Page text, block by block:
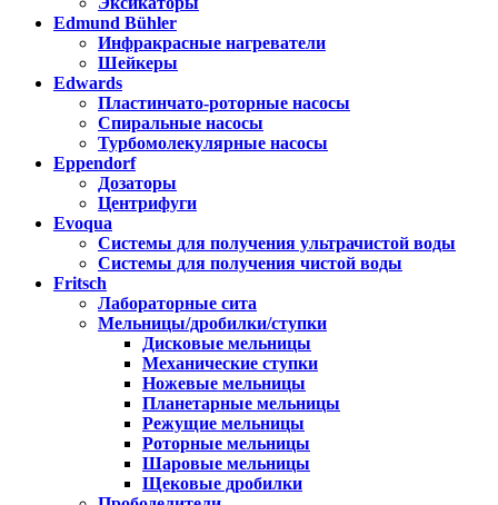
Edmund Bühler
Инфракрасные нагреватели
Шейкеры
Edwards
Пластинчато-роторные насосы
Спиральные насосы
Турбомолекулярные насосы
Eppendorf
Дозаторы
Центрифуги
Evoqua
Системы для получения ультрачистой воды
Системы для получения чистой воды
Fritsch
Лабораторные сита
Мельницы/дробилки/ступки
Дисковые мельницы
Механические ступки
Ножевые мельницы
Планетарные мельницы
Режущие мельницы
Роторные мельницы
Шаровые мельницы
Щековые дробилки